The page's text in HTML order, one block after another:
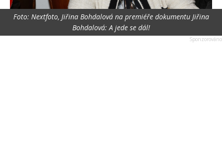
Foto: Nextfoto, Jiřina Bohdalová na premiéře dokumentu Jiřina
Bohdalová: A jede se dál!